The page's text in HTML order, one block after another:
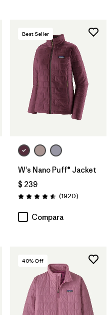
Best Seller
W's Nano Puff® Jacket
$ 239
Valoración: 4.6 / 5
(1920Comentarios
)
Compara
40% Off